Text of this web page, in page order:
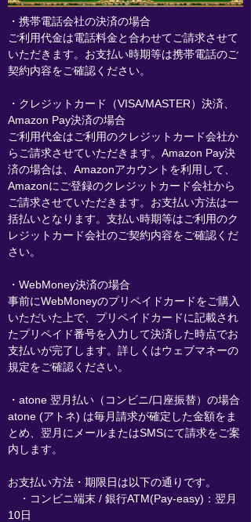
・携帯電話会社の決済の場合
ご利用代金は電話料金と合わせてご請求させて
いただきます。お支払い時期等は携帯電話のご
契約内容をご確認ください。
・クレジットカード（VISA/MASTER）決済、
Amazon Pay決済の場合
ご利用代金はご利用のクレジットカード会社か
らご請求させていただきます。Amazon Pay決
済の場合は、Amazonアカウントを利用して、
Amazonにご登録のクレジットカード会社から
ご請求させていただきます。お支払い方法は一
括払いとなります。支払い時期等はご利用のク
レジットカード会社のご契約内容をご確認くだ
さい。
・WebMoney決済の場合
事前にWebMoneyのプリペイドカードをご購入
いただいた上で、プリペイドカードに記載され
たプリペイド番号を入力して決済した時点でお
支払いが完了します。詳しくはウェブマネーの
規定をご確認ください。
・atone 翌月払い（コンビニ/口座振替）の場合
atone (アトネ) は毎月請求が確定した金額をま
とめ、翌月にメールまたはSMSにて請求をご案
内します。
お支払い方法・期限日は以下の通りです。
・コンビニ端末 / 銀行ATM(Pay-easy)：翌月
10日